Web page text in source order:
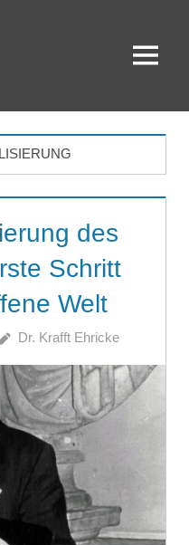
Menü
des
Schritt
Welt
Dr. Krafft Ehricke